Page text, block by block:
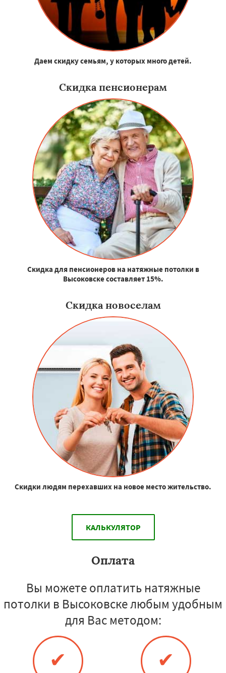
Даем скидку семьям, у которых много детей.
Скидка пенсионерам
Скидка для пенсионеров на натяжные потолки в
Высоковске составляет 15%.
Скидка новоселам
Скидки людям перехавших на новое место жительство.
КАЛЬКУЛЯТОР
Оплата
Вы можете оплатить натяжные
потолки в Высоковске любым удобным
для Вас методом:
✔ ✔